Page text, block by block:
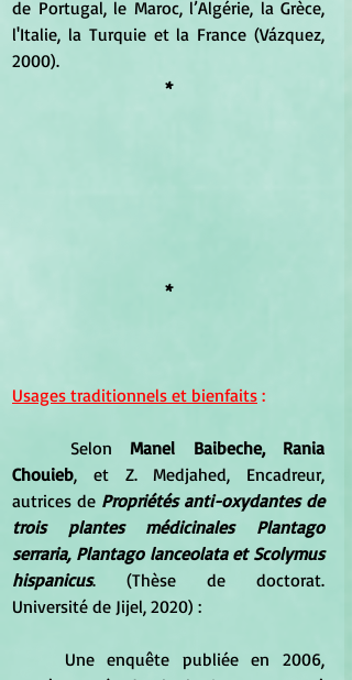
de Portugal, le Maroc, l’Algérie, la Grèce,
l'Italie, la Turquie et la France (Vázquez,
2000).
*
*
Usages traditionnels et bienfaits :
	Selon
Manel Baibeche, Rania
Chouieb, et Z. Medjahed, Encadreur,
autrices de Propriétés anti-oxydantes de
trois plantes médicinales Plantago
serraria, Plantago lanceolata et Scolymus
hispanicus. (Thèse de doctorat.
Université de Jijel, 2020) :